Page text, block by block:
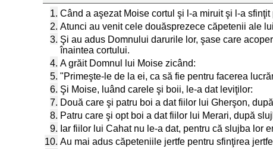
1. Când a aşezat Moise cortul şi l-a miruit şi l-a
2. Atunci au venit cele douăsprezece căpetenii ale
3. Şi au adus Domnului darurile lor, şase care
înaintea cortului.
4. A grăit Domnul lui Moise zicând:
5. "Primeşte-le de la ei, ca să fie pentru facerea
6. Şi Moise, luând carele şi boii, le-a dat leviţilor:
7. Două care şi patru boi a dat fiilor lui Gherşon,
8. Patru care şi opt boi a dat fiilor lui Merari, după
9. Iar fiilor lui Cahat nu le-a dat, pentru că slujba lor
10. Au mai adus căpeteniile jertfe pentru sfinţirea